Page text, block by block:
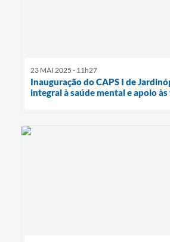
23 MAI 2025 - 11h27
Inauguração do CAPS I de
integral à saúde mental e apoio